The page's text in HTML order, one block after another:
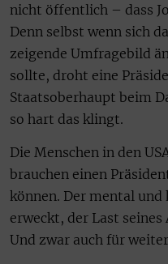
nicht öffentlich – dass
Denn selbst wenn sich
zeigende Umfragebild
sollte, droht eine
Staatsoberhaupt beim
so hart das klingt.
Die Menschen in den
brauchen einen
können. Der mental
erweckt, der Last seines
Und zwar auch für